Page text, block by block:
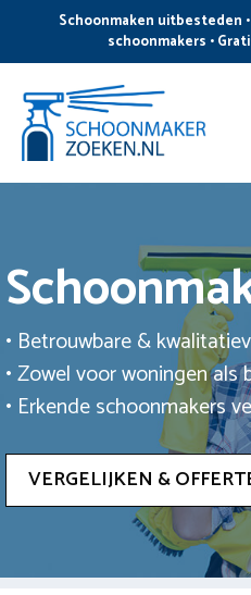
de
inhoud
Schoonmaken uitbesteden
schoonmakers •
• Betrouwbare &
• Zowel voor woningen als
• Erkende schoonmakers
VERGELIJKEN &